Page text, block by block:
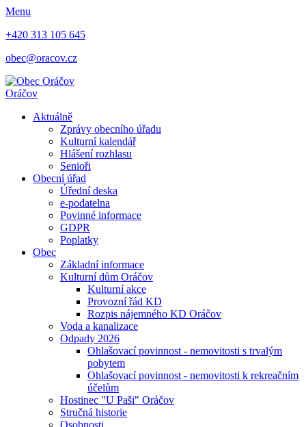
Menu
+420 313 105 645
obec@oracov.cz
Oráčov
Aktuálně
Zprávy obecního úřadu
Kulturní kalendář
Hlášení rozhlasu
Senioři
Obecní úřad
Úřední deska
e-podatelna
Povinné informace
GDPR
Poplatky
Obec
Základní informace
Kulturní dům Oráčov
Kulturní akce
Provozní řád KD
Rozpis nájemného KD Oráčov
Voda a kanalizace
Odpady 2026
Ohlašovací povinnost - nemovitosti s trvalým
pobytem
Ohlašovací povinnost - nemovitosti k rekreačním
účelům
Hostinec "U Paši" Oráčov
Stručná historie
Osobnosti